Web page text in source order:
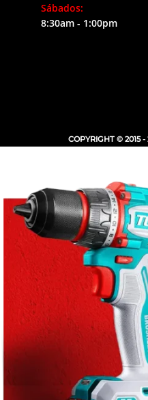
Sábados:
8:30am - 1:00pm
COPYRIGHT © 2015